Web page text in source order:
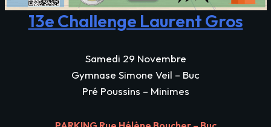
13e Challenge Laurent Gros
Samedi 29 Novembre
Gymnase Simone Veil – Buc
Pré Poussins – Minimes